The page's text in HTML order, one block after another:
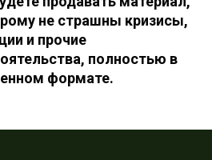
не страшны кризисы,
и прочие
полностью в
формате.